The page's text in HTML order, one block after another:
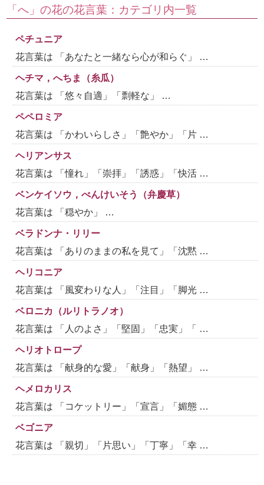
「へ」の花の花言葉：カテゴリ内一覧
ペチュニア
花言葉は 「あなたと一緒なら心が和らぐ」 …
ヘチマ，へちま（糸瓜）
花言葉は 「悠々自適」「剽軽な」 …
ペペロミア
花言葉は 「かわいらしさ」「艶やか」「片 …
ヘリアンサス
花言葉は 「憧れ」「崇拝」「誘惑」「快活 …
ベンケイソウ，べんけいそう（弁慶草）
花言葉は 「穏やか」 …
ベラドンナ・リリー
花言葉は 「ありのままの私を見て」「沈黙 …
ヘリコニア
花言葉は 「風変わりな人」「注目」「脚光 …
ベロニカ（ルリトラノオ）
花言葉は 「人のよさ」「堅固」「忠実」「 …
ヘリオトロープ
花言葉は 「献身的な愛」「献身」「熱望」 …
ヘメロカリス
花言葉は 「コケットリー」「宣言」「媚態 …
ベゴニア
花言葉は 「親切」「片思い」「丁寧」「幸 …